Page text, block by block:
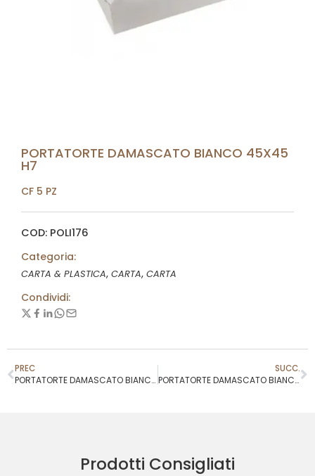
PORTATORTE DAMASCATO BIANCO 45X45
H7
CF 5 PZ
COD: POLI176
Categoria:
CARTA & PLASTICA, CARTA, CARTA
Condividi:
PREC
PORTATORTE DAMASCATO BIANCO 43X43 H7
SUCC.
PORTATORTE DAMASCATO BIANCO 31X42 H10
Prodotti Consigliati